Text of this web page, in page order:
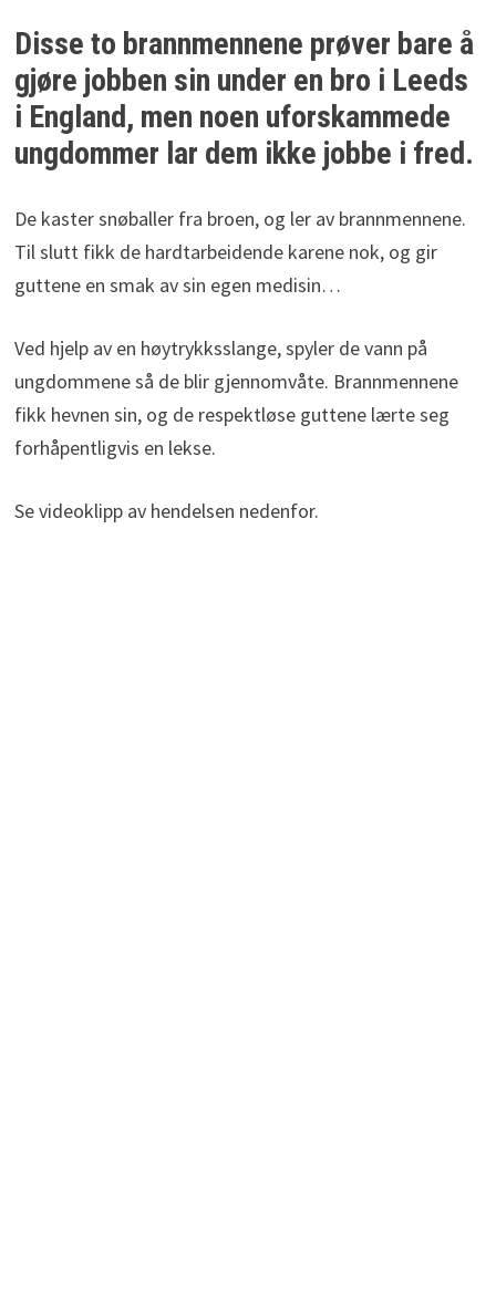
Disse to brannmennene prøver bare å
gjøre jobben sin under en bro i Leeds
i England, men noen uforskammede
ungdommer lar dem ikke jobbe i fred.
De kaster snøballer fra broen, og ler av brannmennene.
Til slutt fikk de hardtarbeidende karene nok, og gir
guttene en smak av sin egen medisin…
Ved hjelp av en høytrykksslange, spyler de vann på
ungdommene så de blir gjennomvåte. Brannmennene
fikk hevnen sin, og de respektløse guttene lærte seg
forhåpentligvis en lekse.
Se videoklipp av hendelsen nedenfor.